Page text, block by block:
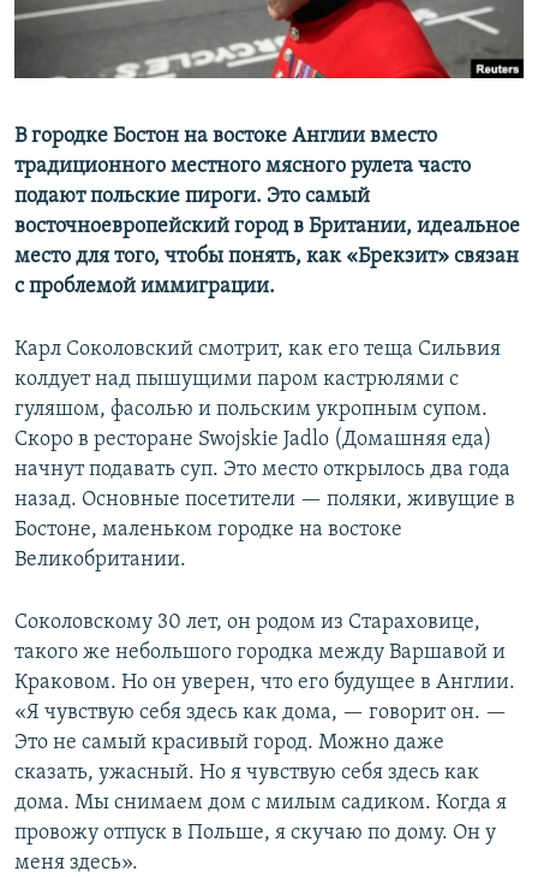
В городке Бостон на востоке Англии вместо
традиционного местного мясного рулета часто
подают польские пироги. Это самый
восточноевропейский город в Британии, идеальное
место для того, чтобы понять, как «Брекзит» связан
с проблемой иммиграции.
Карл Соколовский смотрит, как его теща Сильвия
колдует над пышущими паром кастрюлями с
гуляшом, фасолью и польским укропным супом.
Скоро в ресторане Swojskie Jadlo (Домашняя еда)
начнут подавать суп. Это место открылось два года
назад. Основные посетители — поляки, живущие в
Бостоне, маленьком городке на востоке
Великобритании.
Соколовскому 30 лет, он родом из Стараховице,
такого же небольшого городка между Варшавой и
Краковом. Но он уверен, что его будущее в Англии.
«Я чувствую себя здесь как дома, — говорит он. —
Это не самый красивый город. Можно даже
сказать, ужасный. Но я чувствую себя здесь как
дома. Мы снимаем дом с милым садиком. Когда я
провожу отпуск в Польше, я скучаю по дому. Он у
меня здесь».